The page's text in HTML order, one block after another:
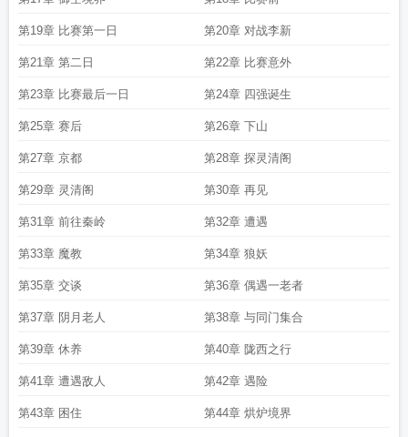
第19章 比赛第一日 第20章 对战李新
第21章 第二日 第22章 比赛意外
第23章 比赛最后一日 第24章 四强诞生
第25章 赛后 第26章 下山
第27章 京都 第28章 探灵清阁
第29章 灵清阁 第30章 再见
第31章 前往秦岭 第32章 遭遇
第33章 魔教 第34章 狼妖
第35章 交谈 第36章 偶遇一老者
第37章 阴月老人 第38章 与同门集合
第39章 休养 第40章 陇西之行
第41章 遭遇敌人 第42章 遇险
第43章 困住 第44章 烘炉境界